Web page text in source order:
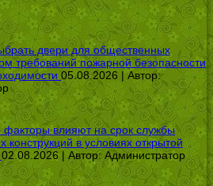
двери для общественных
требований пожарной безопасности
05.08.2026 | Автор:
факторы влияют на срок службы
конструкций в условиях открытой
02.08.2026 | Автор:Администратор